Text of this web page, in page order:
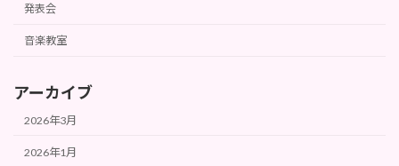
発表会
音楽教室
アーカイブ
2026年3月
2026年1月